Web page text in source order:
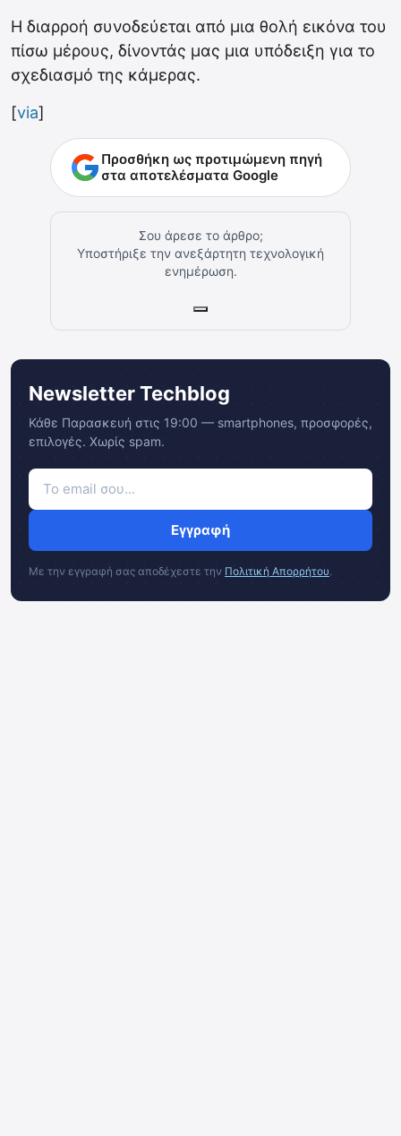
Η διαρροή συνοδεύεται από μια θολή εικόνα του
πίσω μέρους, δίνοντάς μας μια υπόδειξη για το
σχεδιασμό της κάμερας.
[via]
Προσθήκη ως προτιμώμενη πηγή
στα αποτελέσματα Google
Σου άρεσε το άρθρο;
Υποστήριξε την ανεξάρτητη τεχνολογική
ενημέρωση.
Newsletter Techblog
Κάθε Παρασκευή στις 19:00 — smartphones, προσφορές,
επιλογές. Χωρίς spam.
Εγγραφή
Με την εγγραφή σας αποδέχεστε την Πολιτική Απορρήτου.